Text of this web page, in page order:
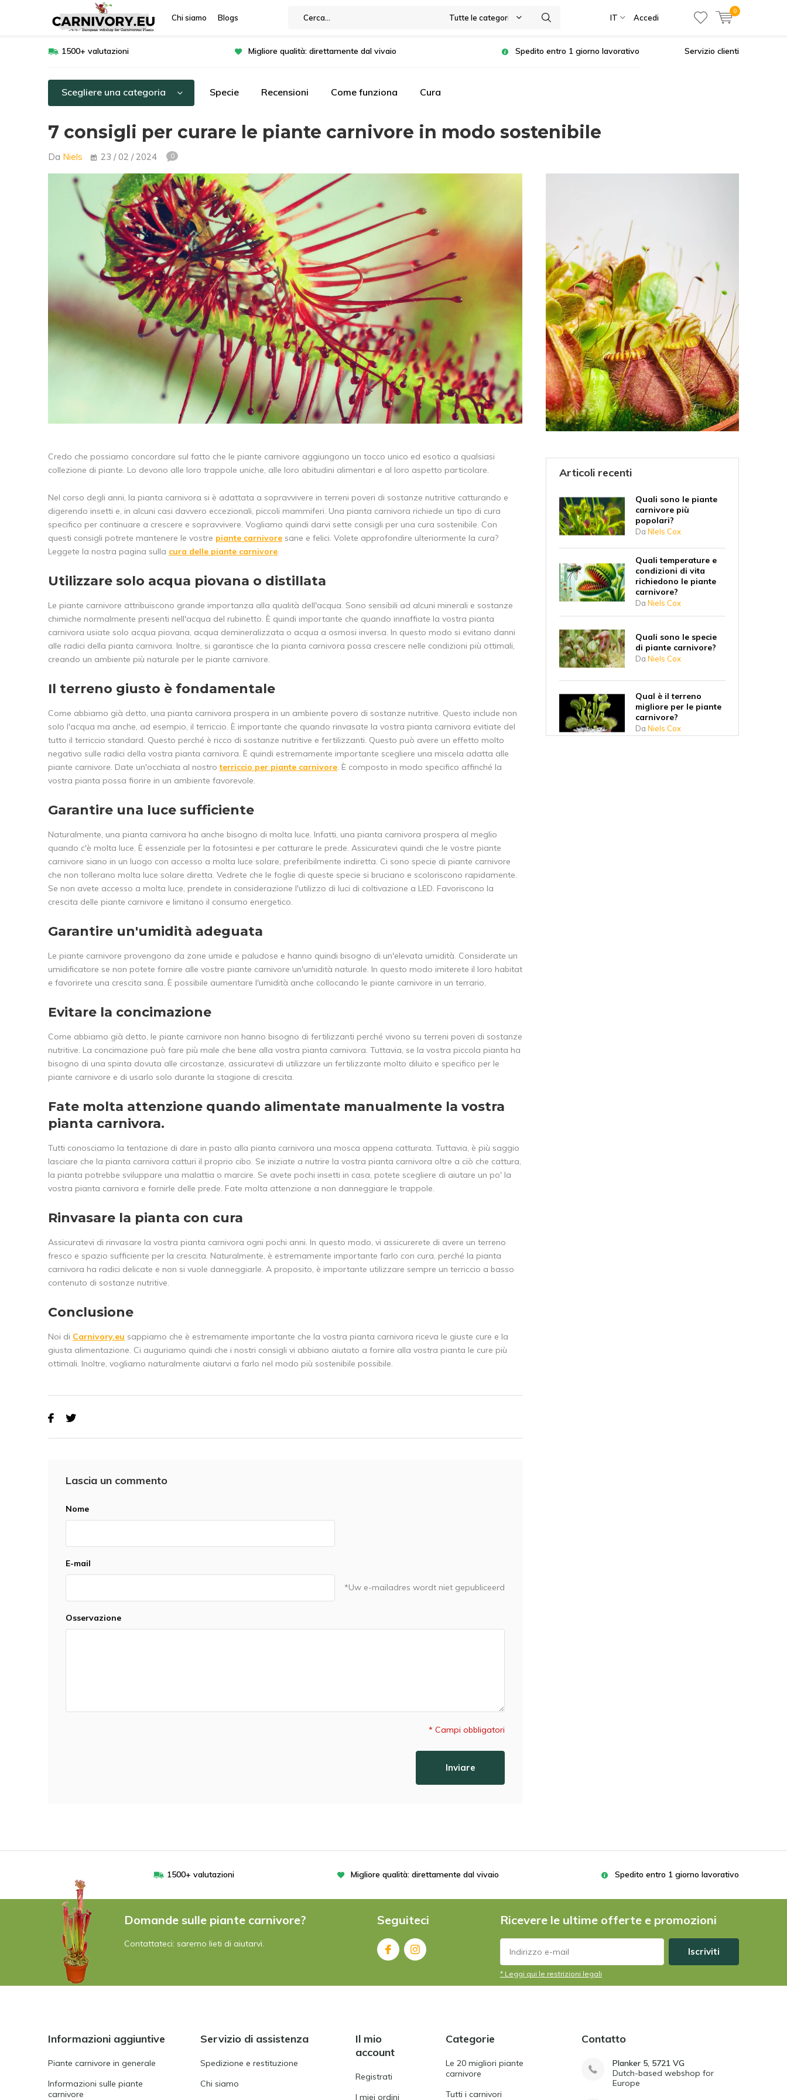
Chi siamo Blogs Tutte le categorie IT Accedi
0
1500+ valutazioni Migliore qualità: direttamente dal vivaio Spedito entro 1 giorno lavorativo Servizio clienti
Scegliere una categoria Specie Recensioni Come funziona Cura
7 consigli per curare le piante carnivore in modo sostenibile
Da Niels 23 / 02 / 2024 0
Credo che possiamo concordare sul fatto che le piante carnivore aggiungono un tocco unico ed esotico a qualsiasi
collezione di piante. Lo devono alle loro trappole uniche, alle loro abitudini alimentari e al loro aspetto particolare.
Nel corso degli anni, la pianta carnivora si è adattata a sopravvivere in terreni poveri di sostanze nutritive catturando e
digerendo insetti e, in alcuni casi davvero eccezionali, piccoli mammiferi. Una pianta carnivora richiede un tipo di cura
specifico per continuare a crescere e sopravvivere. Vogliamo quindi darvi sette consigli per una cura sostenibile. Con
questi consigli potrete mantenere le vostre piante carnivore sane e felici. Volete approfondire ulteriormente la cura?
Leggete la nostra pagina sulla cura delle piante carnivore.
Utilizzare solo acqua piovana o distillata
Le piante carnivore attribuiscono grande importanza alla qualità dell'acqua. Sono sensibili ad alcuni minerali e sostanze
chimiche normalmente presenti nell'acqua del rubinetto. È quindi importante che quando innaffiate la vostra pianta
carnivora usiate solo acqua piovana, acqua demineralizzata o acqua a osmosi inversa. In questo modo si evitano danni
alle radici della pianta carnivora. Inoltre, si garantisce che la pianta carnivora possa crescere nelle condizioni più ottimali,
creando un ambiente più naturale per le piante carnivore.
Il terreno giusto è fondamentale
Come abbiamo già detto, una pianta carnivora prospera in un ambiente povero di sostanze nutritive. Questo include non
solo l'acqua ma anche, ad esempio, il terriccio. È importante che quando rinvasate la vostra pianta carnivora evitiate del
tutto il terriccio standard. Questo perché è ricco di sostanze nutritive e fertilizzanti. Questo può avere un effetto molto
negativo sulle radici della vostra pianta carnivora. È quindi estremamente importante scegliere una miscela adatta alle
piante carnivore. Date un'occhiata al nostroterriccio per piante carnivore. È composto in modo specifico affinché la
vostra pianta possa fiorire in un ambiente favorevole.
Garantire una luce sufficiente
Naturalmente, una pianta carnivora ha anche bisogno di molta luce. Infatti, una pianta carnivora prospera al meglio
quando c'è molta luce. È essenziale per la fotosintesi e per catturare le prede. Assicuratevi quindi che le vostre piante
carnivore siano in un luogo con accesso a molta luce solare, preferibilmente indiretta. Ci sono specie di piante carnivore
che non tollerano molta luce solare diretta. Vedrete che le foglie di queste specie si bruciano e scoloriscono rapidamente.
Se non avete accesso a molta luce, prendete in considerazione l'utilizzo di luci di coltivazione a LED. Favoriscono la
crescita delle piante carnivore e limitano il consumo energetico.
Garantire un'umidità adeguata
Le piante carnivore provengono da zone umide e paludose e hanno quindi bisogno di un'elevata umidità. Considerate un
umidificatore se non potete fornire alle vostre piante carnivore un'umidità naturale. In questo modo imiterete il loro habitat
e favorirete una crescita sana. È possibile aumentare l'umidità anche collocando le piante carnivore in un terrario.
Evitare la concimazione
Come abbiamo già detto, le piante carnivore non hanno bisogno di fertilizzanti perché vivono su terreni poveri di sostanze
nutritive. La concimazione può fare più male che bene alla vostra pianta carnivora. Tuttavia, se la vostra piccola pianta ha
bisogno di una spinta dovuta alle circostanze, assicuratevi di utilizzare un fertilizzante molto diluito e specifico per le
piante carnivore e di usarlo solo durante la stagione di crescita.
Fate molta attenzione quando alimentate manualmente la vostra
pianta carnivora.
Tutti conosciamo la tentazione di dare in pasto alla pianta carnivora una mosca appena catturata. Tuttavia, è più saggio
lasciare che la pianta carnivora catturi il proprio cibo. Se iniziate a nutrire la vostra pianta carnivora oltre a ciò che cattura,
la pianta potrebbe sviluppare una malattia o marcire. Se avete pochi insetti in casa, potete scegliere di aiutare un po' la
vostra pianta carnivora e fornirle delle prede. Fate molta attenzione a non danneggiare le trappole.
Rinvasare la pianta con cura
Assicuratevi di rinvasare la vostra pianta carnivora ogni pochi anni. In questo modo, vi assicurerete di avere un terreno
fresco e spazio sufficiente per la crescita. Naturalmente, è estremamente importante farlo con cura, perché la pianta
carnivora ha radici delicate e non si vuole danneggiarle. A proposito, è importante utilizzare sempre un terriccio a basso
contenuto di sostanze nutritive.
Conclusione
Noi di Carnivory.eu sappiamo che è estremamente importante che la vostra pianta carnivora riceva le giuste cure e la
giusta alimentazione. Ci auguriamo quindi che i nostri consigli vi abbiano aiutato a fornire alla vostra pianta le cure più
ottimali. Inoltre, vogliamo naturalmente aiutarvi a farlo nel modo più sostenibile possibile.
Lascia un commento
Nome
E-mail
*Uw e-mailadres wordt niet gepubliceerd
Osservazione
* Campi obbligatori
Inviare
Articoli recenti
Quali sono le piante
carnivore più
popolari?
Da NIels Cox
Quali temperature e
condizioni di vita
richiedono le piante
carnivore?
Da Niels Cox
Quali sono le specie
di piante carnivore?
Da Niels Cox
Qual è il terreno
migliore per le piante
carnivore?
Da Niels Cox
1500+ valutazioni Migliore qualità: direttamente dal vivaio Spedito entro 1 giorno lavorativo
Domande sulle piante carnivore?
Contattateci: saremo lieti di aiutarvi.
Seguiteci Ricevere le ultime offerte e promozioni
Iscriviti
* Leggi qui le restrizioni legali
Informazioni aggiuntive
Piante carnivore in generale
Informazioni sulle piante
carnivore
Servizio di assistenza
Spedizione e restituzione
Chi siamo
Il mio
account
Registrati
I miei ordini
Categorie
Le 20 migliori piante
carnivore
Tutti i carnivori
Contatto
Planker 5, 5721 VG
Dutch-based webshop for
Europe